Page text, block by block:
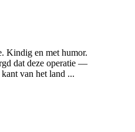
Kindig en met humor.
dat deze operatie —
van het land ...